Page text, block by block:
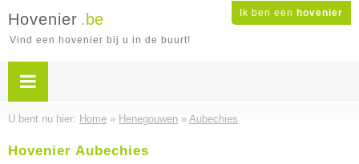
Ik ben een hovenier
Hovenier .be
Vind een hovenier bij u in de buurt!
U bent nu hier: Home » Henegouwen » Aubechies
Hovenier Aubechies